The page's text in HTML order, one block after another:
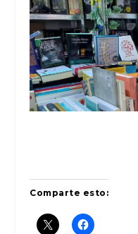
Comparte esto: